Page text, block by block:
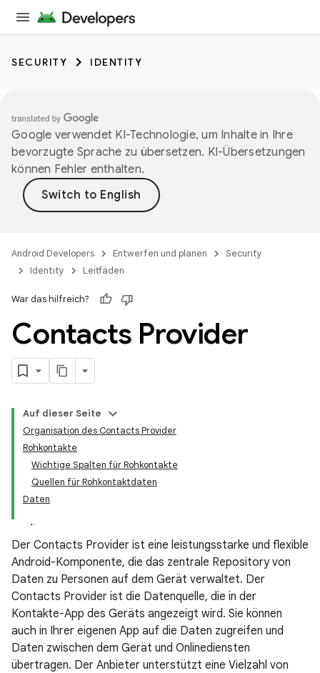
SECURITY IDENTITY
Google verwendet KI-Technologie, um Inhalte in Ihre
bevorzugte Sprache zu übersetzen. KI-Übersetzungen
können Fehler enthalten.
Android Developers Entwerfen und planen
Security
Identity
Leitfäden
War das hilfreich?
Contacts Provider
Auf dieser Seite
Organisation des Contacts Provider
Rohkontakte
Wichtige Spalten für Rohkontakte
Quellen für Rohkontaktdaten
Daten
Der Contacts Provider ist eine leistungsstarke und flexible
Android-Komponente, die das zentrale Repository von
Daten zu Personen auf dem Gerät verwaltet. Der
Contacts Provider ist die Datenquelle, die in der
Kontakte-App des Geräts angezeigt wird. Sie können
auch in Ihrer eigenen App auf die Daten zugreifen und
Daten zwischen dem Gerät und Onlinediensten
übertragen. Der Anbieter unterstützt eine Vielzahl von